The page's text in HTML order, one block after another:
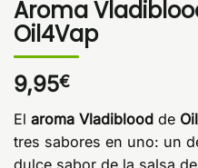
Aroma
Oil4Vap
9,95€
El aroma Vladiblood de
tres sabores en uno: un
dulce sabor de la salsa